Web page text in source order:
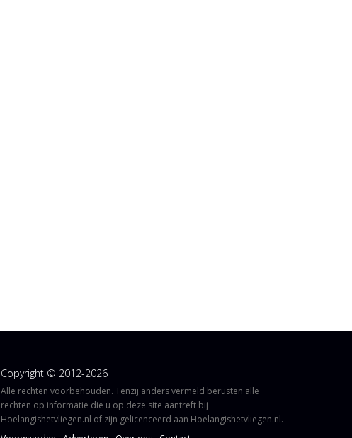
Copyright © 2012-2026
Alle rechten voorbehouden. Tenzij anders vermeld berusten alle
rechten op informatie die u op deze site aantreft bij
Hoelangishetvliegen.nl of zijn gelicenceerd aan Hoelangishetvliegen.nl.